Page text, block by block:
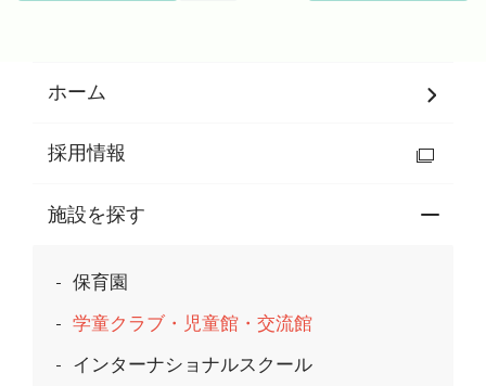
ホーム
採用情報
施設を探す
保育園
学童クラブ・児童館・交流館
インターナショナルスクール